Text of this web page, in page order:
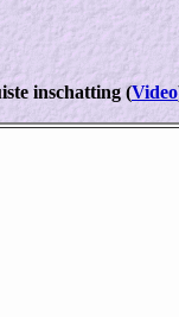
inschatting (Video